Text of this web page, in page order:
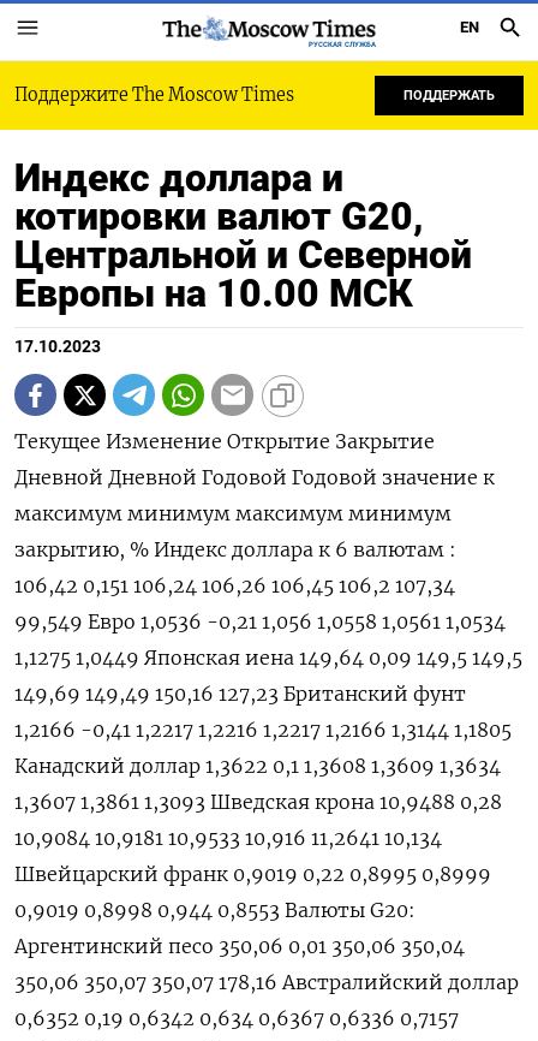
РУССКАЯ СЛУЖБА
EN
Поддержите The Moscow Times ПОДДЕРЖАТЬ
Индекс доллара и
котировки валют G20,
Центральной и Северной
Европы на 10.00 МСК
17.10.2023
Текущее Изменение Открытие Закрытие
Дневной Дневной Годовой Годовой значение к
максимум минимум максимум минимум
закрытию, % Индекс доллара к 6 валютам :
106,42 0,151 106,24 106,26 106,45 106,2 107,34
99,549 Евро 1,0536 -0,21 1,056 1,0558 1,0561 1,0534
1,1275 1,0449 Японская иена 149,64 0,09 149,5 149,5
149,69 149,49 150,16 127,23 Британский фунт
1,2166 -0,41 1,2217 1,2216 1,2217 1,2166 1,3144 1,1805
Канадский доллар 1,3622 0,1 1,3608 1,3609 1,3634
1,3607 1,3861 1,3093 Шведская крона 10,9488 0,28
10,9084 10,9181 10,9533 10,916 11,2641 10,134
Швейцарский франк 0,9019 0,22 0,8995 0,8999
0,9019 0,8998 0,944 0,8553 Валюты G20:
Аргентинский песо 350,06 0,01 350,06 350,04
350,06 350,07 350,07 178,16 Австралийский доллар
0,6352 0,19 0,6342 0,634 0,6367 0,6336 0,7157